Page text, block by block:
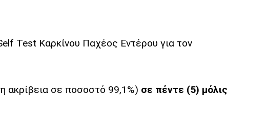
Test Καρκίνου Παχέος Εντέρου για τον
ακρίβεια σε ποσοστό 99,1%) σε πέντε (5) μόλις